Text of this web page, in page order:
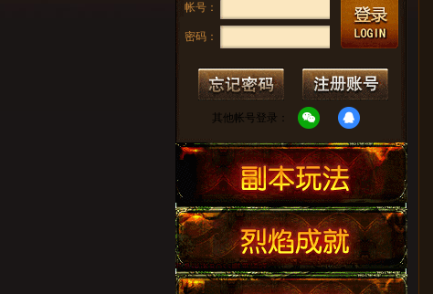
帐号：
密码：
其他帐号登录：